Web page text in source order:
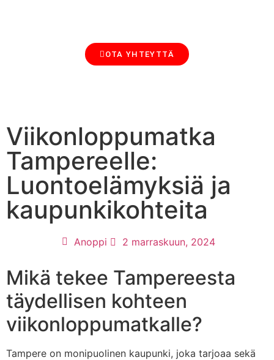
OTA YHTEYTTÄ
Viikonloppumatka
Tampereelle:
Luontoelämyksiä ja
kaupunkikohteita
Anoppi 2 marraskuun, 2024
Mikä tekee Tampereesta
täydellisen kohteen
viikonloppumatkalle?
Tampere on monipuolinen kaupunki, joka tarjoaa sekä